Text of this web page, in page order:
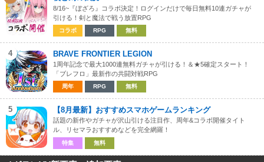
8/16~『ぼざろ』コラボ決定！ログインだけで毎日無料10連ガチャが
引ける！剣と魔法で戦う放置RPG
コラボ RPG 無料
4 BRAVE FRONTIER LEGION
1周年記念で最大1000連無料ガチャが引ける！＆★5確定スタート！
「ブレフロ」最新作の共闘対戦RPG
周年 RPG 無料
5 【8月最新】おすすめスマホゲームランキング
話題の新作やガチャが沢山引ける注目作、周年&コラボ開催タイト
ル、リセマラおすすめなどを完全網羅！
特集 無料